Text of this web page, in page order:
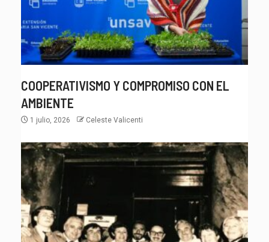
COOPERATIVISMO Y COMPROMISO CON EL
AMBIENTE
1 julio, 2026 Celeste Valicenti